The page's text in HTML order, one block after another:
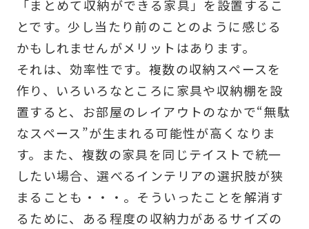
「まとめて収納ができる家具」を設置するこ
とです。少し当たり前のことのように感じる
かもしれませんがメリットはあります。
それは、効率性です。複数の収納スペースを
作り、いろいろなところに家具や収納棚を設
置すると、お部屋のレイアウトのなかで“無駄
なスペース”が生まれる可能性が高くなりま
す。また、複数の家具を同じテイストで統一
したい場合、選べるインテリアの選択肢が狭
まることも・・・。そういったことを解消す
るために、ある程度の収納力があるサイズの